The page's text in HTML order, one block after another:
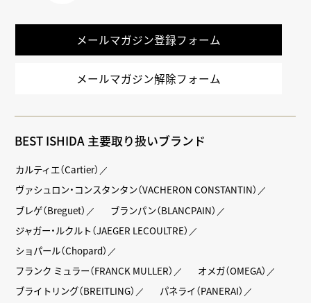
メールマガジン登録フォーム
メールマガジン解除フォーム
BEST ISHIDA 主要取り扱いブランド
カルティエ（Cartier）
ヴァシュロン・コンスタンタン（VACHERON CONSTANTIN）
ブレゲ（Breguet）
ブランパン（BLANCPAIN）
ジャガー・ルクルト（JAEGER LECOULTRE）
ショパール（Chopard）
フランク ミュラー（FRANCK MULLER）
オメガ（OMEGA）
ブライトリング（BREITLING）
パネライ（PANERAI）